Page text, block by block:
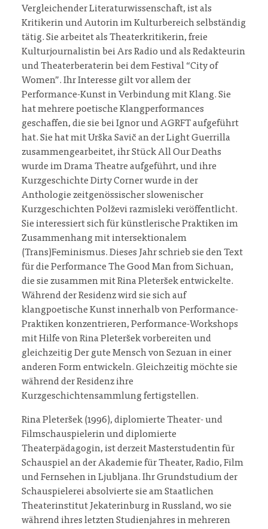
Vergleichender Literaturwissenschaft, ist als
Kritikerin und Autorin im Kulturbereich selbständig
tätig. Sie arbeitet als Theaterkritikerin, freie
Kulturjournalistin bei Ars Radio und als Redakteurin
und Theaterberaterin bei dem Festival “City of
Women”. Ihr Interesse gilt vor allem der
Performance-Kunst in Verbindung mit Klang. Sie
hat mehrere poetische Klangperformances
geschaffen, die sie bei Ignor und AGRFT aufgeführt
hat. Sie hat mit Urška Savič an der Light Guerrilla
zusammengearbeitet, ihr Stück All Our Deaths
wurde im Drama Theatre aufgeführt, und ihre
Kurzgeschichte Dirty Corner wurde in der
Anthologie zeitgenössischer slowenischer
Kurzgeschichten Polževi razmisleki veröffentlicht.
Sie interessiert sich für künstlerische Praktiken im
Zusammenhang mit intersektionalem
(Trans)Feminismus. Dieses Jahr schrieb sie den Text
für die Performance The Good Man from Sichuan,
die sie zusammen mit Rina Pleteršek entwickelte.
Während der Residenz wird sie sich auf
klangpoetische Kunst innerhalb von Performance-
Praktiken konzentrieren, Performance-Workshops
mit Hilfe von Rina Pleteršek vorbereiten und
gleichzeitig Der gute Mensch von Sezuan in einer
anderen Form entwickeln. Gleichzeitig möchte sie
während der Residenz ihre
Kurzgeschichtensammlung fertigstellen.
Rina Pleteršek (1996), diplomierte Theater- und
Filmschauspielerin und diplomierte
Theaterpädagogin, ist derzeit Masterstudentin für
Schauspiel an der Akademie für Theater, Radio, Film
und Fernsehen in Ljubljana. Ihr Grundstudium der
Schauspielerei absolvierte sie am Staatlichen
Theaterinstitut Jekaterinburg in Russland, wo sie
während ihres letzten Studienjahres in mehreren